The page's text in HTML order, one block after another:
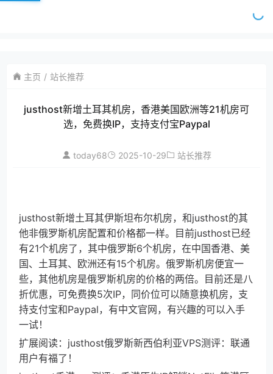
主页 站长推荐
justhost新增土耳其机房，香港美国欧洲等21机房可
选，免费换IP，支持支付宝Paypal
today68 2025-10-29 站长推荐
justhost新增土耳其伊斯坦布尔机房，和justhost的其
他非俄罗斯机房配置和价格都一样。目前justhost已经
有21个机房了，其中俄罗斯6个机房，在中国香港、美
国、土耳其、欧洲还有15个机房。俄罗斯机房便宜一
些，其他机房是俄罗斯机房的价格的两倍。目前还是八
折优惠，可免费换5次IP，同价位可以随意换机房，支
持支付宝和Paypal，有中文官网，有兴趣的可以入手
一试！
扩展阅读：justhost俄罗斯新西伯利亚VPS测评：联通
用户有福了！